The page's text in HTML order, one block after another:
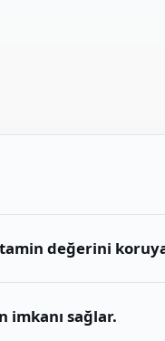
değerini
imkanı sağlar.